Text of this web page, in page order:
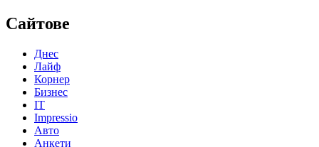
Сайтове
Днес
Лайф
Корнер
Бизнес
IT
Impressio
Авто
Анкети